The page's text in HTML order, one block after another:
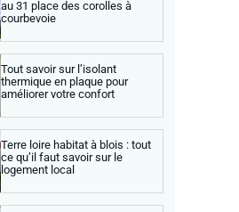
au 31 place des corolles à
courbevoie
Tout savoir sur l’isolant
thermique en plaque pour
améliorer votre confort
Terre loire habitat à blois : tout
ce qu’il faut savoir sur le
logement local